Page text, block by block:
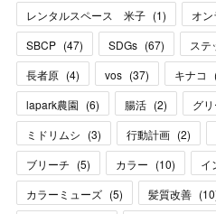
レンタルスペース 米子 (1) オ
SBCP (47) SDGs (67) ステ
長者原 (4) vos (37) キナコ
lapark農園 (6) 腸活 (2) グ
ミドリムシ (3) 行動計画 (2)
ブリーチ (5) カラー (10) イ
カラーミューズ (5) 髪質改善 (10